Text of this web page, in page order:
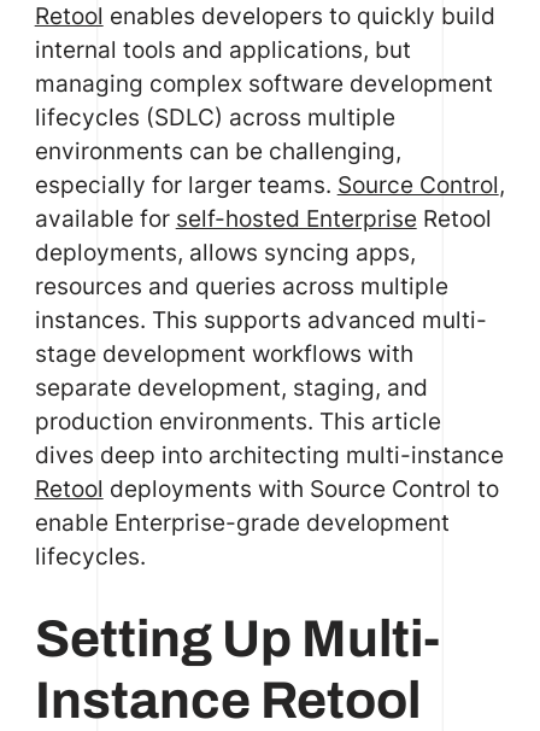
Retool enables developers to quickly build
internal tools and applications, but
managing complex software development
lifecycles (SDLC) across multiple
environments can be challenging,
especially for larger teams. Source Control,
available for self-hosted Enterprise Retool
deployments, allows syncing apps,
resources and queries across multiple
instances. This supports advanced multi-
stage development workflows with
separate development, staging, and
production environments. This article
dives deep into architecting multi-instance
Retool deployments with Source Control to
enable Enterprise-grade development
lifecycles.
Setting Up Multi-
Instance Retool